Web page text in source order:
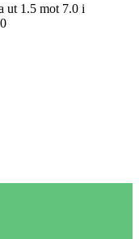
ut 1.5 mot 7.0 i